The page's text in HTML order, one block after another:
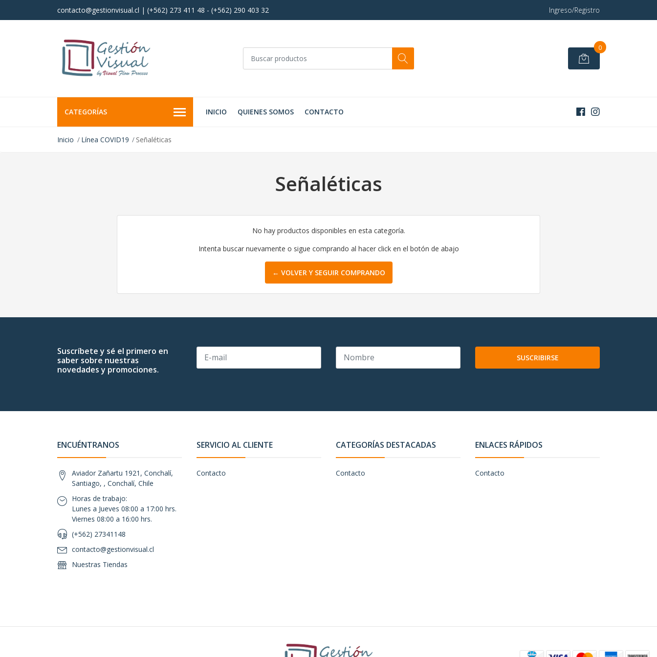
contacto@gestionvisual.cl | (+562) 273 411 48 - (+562) 290 403 32 Ingreso/Registro
0
CATEGORÍAS INICIO QUIENES SOMOS CONTACTO
Inicio Línea COVID19 Señaléticas
Señaléticas
No hay productos disponibles en esta categoría.
Intenta buscar nuevamente o sigue comprando al hacer click en el botón de abajo
← VOLVER Y SEGUIR COMPRANDO
Suscríbete y sé el primero en
saber sobre nuestras
novedades y promociones.
SUSCRIBIRSE
ENCUÉNTRANOS
Aviador Zañartu 1921, Conchalí,
Santiago, , Conchalí, Chile
Horas de trabajo:
Lunes a Jueves 08:00 a 17:00 hrs.
Viernes 08:00 a 16:00 hrs.
(+562) 27341148
contacto@gestionvisual.cl
Nuestras Tiendas
SERVICIO AL CLIENTE
Contacto
CATEGORÍAS DESTACADAS
Contacto
ENLACES RÁPIDOS
Contacto